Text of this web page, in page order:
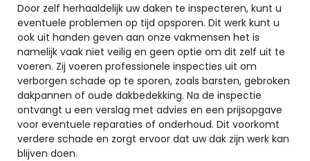
Door zelf herhaaldelijk uw daken te inspecteren, kunt u
eventuele problemen op tijd opsporen. Dit werk kunt u
ook uit handen geven aan onze vakmensen het is
namelijk vaak niet veilig en geen optie om dit zelf uit te
voeren. Zij voeren professionele inspecties uit om
verborgen schade op te sporen, zoals barsten, gebroken
dakpannen of oude dakbedekking. Na de inspectie
ontvangt u een verslag met advies en een prijsopgave
voor eventuele reparaties of onderhoud. Dit voorkomt
verdere schade en zorgt ervoor dat uw dak zijn werk kan
blijven doen.